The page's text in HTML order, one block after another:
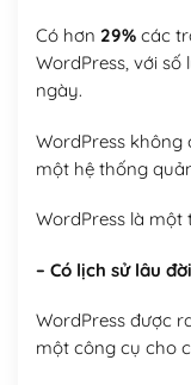
Có hơn 29%các
WordPress, với
ngày.
WordPress
một hệ thống
WordPress là một
– Có lịch sử lâu đời
WordPress được
một công cụ cho